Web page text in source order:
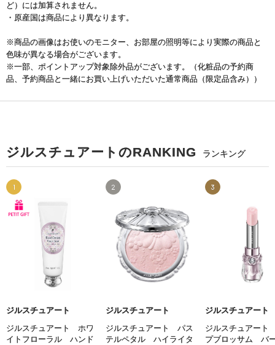
ど）には加算されません。
・原産国は商品により異なります。
※商品の画像はお使いのモニター、お部屋の照明等により実際の商品と
色味が異なる場合がございます。
※一部、ポイントアップ対象除外品がございます。（化粧品の予約商
品、予約商品と一緒にお買い上げいただいた通常商品（限定品含み））
ジルスチュアートのRANKING ランキング
1
ジルスチュアート
ジルスチュアート ホワ
イトフローラル ハンド
2
ジルスチュアート
ジルスチュアート パス
テルペタル ハイライタ
3
ジルスチュアート
ジルスチュアー
プブロッサム バ